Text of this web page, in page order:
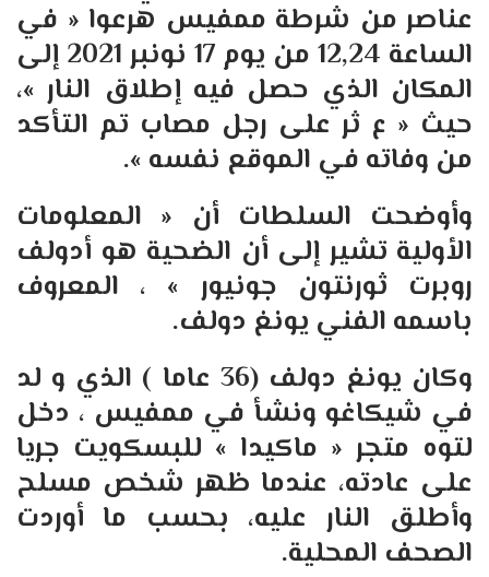
عناصر من شرطة ممفيس هرعوا « في
الساعة 12,24 من يوم 17 نونبر 2021 إلى
المكان الذي حصل فيه إطلاق النار »،
حيث « ع ثر على رجل مصاب تم التأكد
من وفاته في الموقع نفسه ».
وأوضحت السلطات أن « المعلومات
الأولية تشير إلى أن الضحية هو أدولف
روبرت ثورنتون جونيور » ، المعروف
باسمه الفني يونغ دولف.
وكان يونغ دولف (36 عاما ) الذي و لد
في شيكاغو ونشأ في ممفيس ، دخل
لتوه متجر « ماكيدا » للبسكويت جريا
على عادته، عندما ظهر شخص مسلح
وأطلق النار عليه، بحسب ما أوردت
الصحف المحلية.